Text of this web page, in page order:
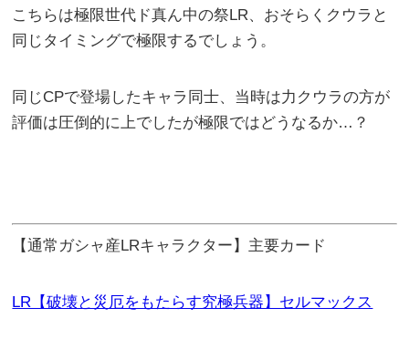
こちらは極限世代ド真ん中の祭LR、おそらくクウラと
同じタイミングで極限するでしょう。
同じCPで登場したキャラ同士、当時は力クウラの方が
評価は圧倒的に上でしたが極限ではどうなるか…？
【通常ガシャ産LRキャラクター】主要カード
LR【破壊と災厄をもたらす究極兵器】セルマックス